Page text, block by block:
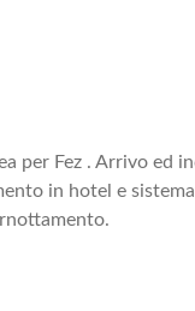
per Fez . Arrivo ed
in hotel e